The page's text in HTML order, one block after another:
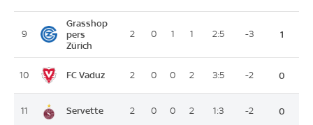
9
Grasshop
pers
Zürich
2 0 1 1 2:5 -3 1
10 FC Vaduz 2 0 0 2 3:5 -2 0
11 Servette 2 0 0 2 1:3 -2 0